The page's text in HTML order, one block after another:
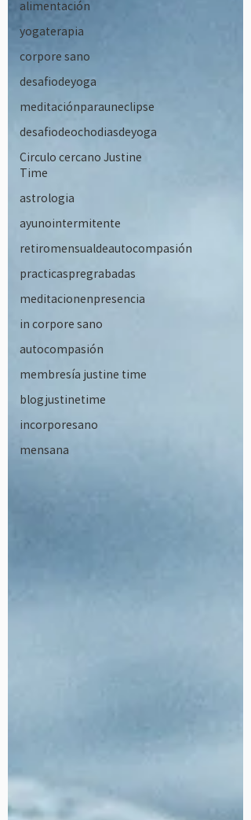
alimentación
yogaterapia
corpore sano
desafiodeyoga
meditaciónparauneclipse
desafiodeochodiasdeyoga
Circulo cercano Justine
Time
astrologia
ayunointermitente
retiromensualdeautocompasión
practicaspregrabadas
meditacionenpresencia
in corpore sano
autocompasión
membresía justine time
blogjustinetime
incorporesano
mensana